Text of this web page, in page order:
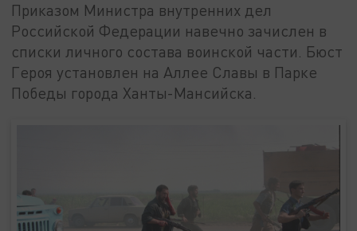
Приказом Министра внутренних дел
Российской Федерации навечно зачислен в
списки личного состава воинской части. Бюст
Героя установлен на Аллее Славы в Парке
Победы города Ханты-Мансийска.